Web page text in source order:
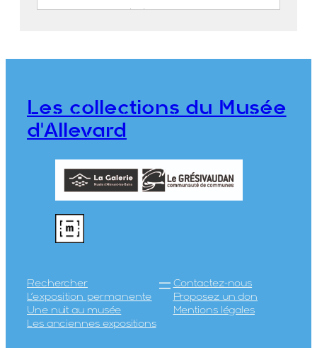
Chalet du Belvédère dans le Vallon du
FEUGIER, Albert Marius (Saint-
CRUMIÈRE, Émile
CE2020.1.286
Les collections du Musée
d'Allevard
Rechercher
L’exposition permanente
Une nuit au musée
Les anciennes expositions
Contactez-nous
Proposez un don
Mentions légales